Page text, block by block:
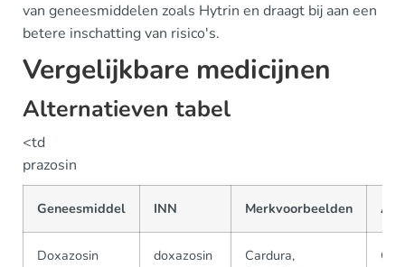
van geneesmiddelen zoals Hytrin en draagt bij aan een
betere inschatting van risico's.
Vergelijkbare medicijnen
Alternatieven tabel
<td
prazosin
Geneesmiddel INN Merkvoorbeelden
Doxazosin doxazosin
Cardura,